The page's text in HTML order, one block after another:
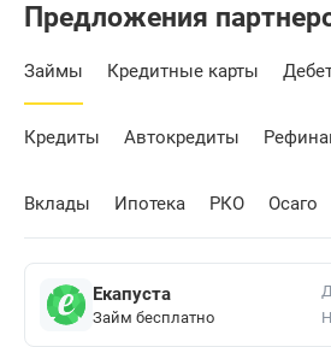
Предложения
Займы Кредитные карты
Кредиты Автокредиты
Вклады Ипотека РКО Осаго
Екапуста
Займ бесплатно